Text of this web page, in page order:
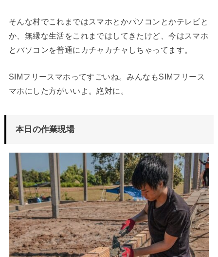
そんな村でこれまではスマホとかパソコンとかテレビと
か、無縁な生活をこれまではしてきたけど、今はスマホ
とパソコンを普通にカチャカチャしちゃってます。
SIMフリースマホってすごいね。みんなもSIMフリース
マホにした方がいいよ。絶対に。
本日の作業現場